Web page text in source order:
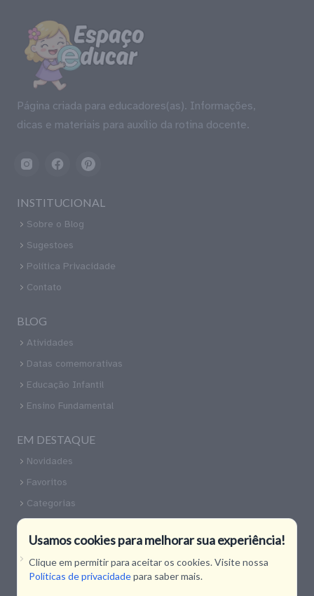
Usamos cookies para melhorar sua experiência!
Clique em permitir para aceitar os cookies. Visite nossa
Políticas de privacidadepara saber mais.
Página criada para educadores(as). Informações,
dicas e materiais para auxílio da rotina docente.
INSTITUCIONAL
Sobre o Blog
Sugestoes
Política Privacidade
Contato
BLOG
Atividades
Datas comemorativas
Educação Infantil
Ensino Fundamental
EM DESTAQUE
Novidades
Favoritos
Categorias
CONTATO
Nossas Redes Sociais